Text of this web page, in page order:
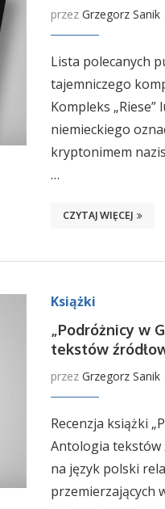
przez Grzegorz Sanik
Lista polecanych
tajemniczego
Kompleks „Riese”
niemieckiego
kryptonimem
…
CZYTAJ WIĘCEJ
Książki
„Podróżnicy w
tekstów
przez Grzegorz Sanik
Recenzja książki
Antologia tekstów
na język polski
przemierzających